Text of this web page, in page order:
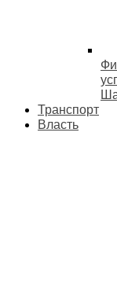
Транспорт
Власть